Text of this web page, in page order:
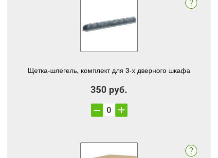
Щетка-шлегель, комплект для 3-х дверного шкафа
350 руб.